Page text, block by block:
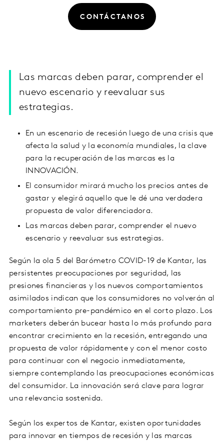
CONTÁCTANOS
Las marcas deben parar, comprender el
nuevo escenario y reevaluar sus
estrategias.
En un escenario de recesión luego de una crisis que
afecta la salud y la economía mundiales, la clave
para la recuperación de las marcas es la
INNOVACIÓN.
El consumidor mirará mucho los precios antes de
gastar y elegirá aquello que le dé una verdadera
propuesta de valor diferenciadora.
Las marcas deben parar, comprender el nuevo
escenario y reevaluar sus estrategias.
Según la ola 5 del Barómetro COVID-19 de Kantar, las
persistentes preocupaciones por seguridad, las
presiones financieras y los nuevos comportamientos
asimilados indican que los consumidores no volverán al
comportamiento pre-pandémico en el corto plazo. Los
marketers deberán bucear hasta lo más profundo para
encontrar crecimiento en la recesión, entregando una
propuesta de valor rápidamente y con el menor costo
para continuar con el negocio inmediatamente,
siempre contemplando las preocupaciones económicas
del consumidor. La innovación será clave para lograr
una relevancia sostenida.
Según los expertos de Kantar, existen oportunidades
para innovar en tiempos de recesión y las marcas